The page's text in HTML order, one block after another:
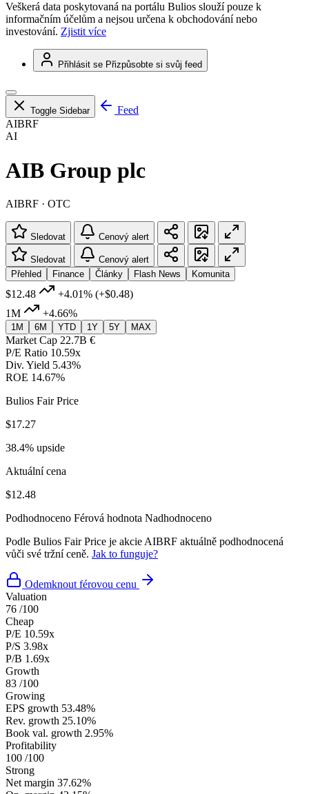
Veškerá data poskytovaná na portálu Bulios slouží pouze k
informačním účelům a nejsou určena k obchodování nebo
investování. Zjistit více
Přihlásit se Přizpůsobte si svůj feed
Toggle Sidebar
Feed
AIBRF
AI
AIB Group plc
AIBRF · OTC
Sledovat Cenový alert
Sledovat
Cenový alert
Přehled
Finance Články Flash News Komunita
$12.48 +4.01% (+$0.48)
1M
+4.66%
1M 6M YTD 1Y 5Y MAX
Market Cap 22.7B €
P/E Ratio 10.59x
Div. Yield 5.43%
ROE 14.67%
Bulios Fair Price
$17.27
38.4% upside
Aktuální cena
$12.48
Podhodnoceno Férová hodnota Nadhodnoceno
Podle Bulios Fair Price je akcie AIBRF aktuálně podhodnocená
vůči své tržní ceně. Jak to funguje?
Odemknout férovou cenu
Valuation
76 /100
Cheap
P/E 10.59x
P/S 3.98x
P/B 1.69x
Growth
83 /100
Growing
EPS growth 53.48%
Rev. growth 25.10%
Book val. growth 2.95%
Profitability
100 /100
Strong
Net margin 37.62%